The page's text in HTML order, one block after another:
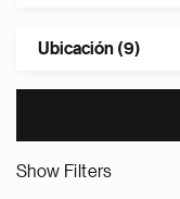
Ubicación (9)
Show Filters